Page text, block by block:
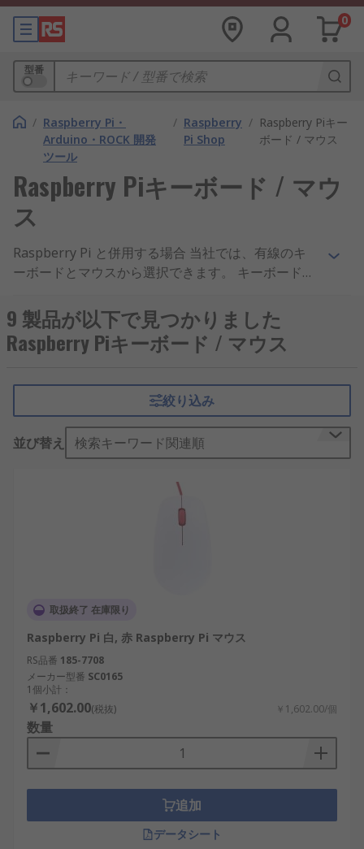
0
型番
/ Raspberry Pi・
Arduino・ROCK 開発
ツール
/ Raspberry
Pi Shop
/ Raspberry Piキー
ボード / マウス
Raspberry Piキーボード / マウ
ス
Raspberry Pi と併用する場合 当社では、有線のキ
ーボードとマウスから選択できます。 キーボード
アウトで使用できます。 米国、 イタリア語、 ドイ
ツ語とスペイン語。
9 製品が以下で見つかりました
Raspberry Piキーボード / マウス
絞り込み
並び替え 検索キーワード関連順
取扱終了 在庫限り
Raspberry Pi 白, 赤 Raspberry Pi マウス
RS品番 185-7708
メーカー型番 SC0165
1個小計：
￥1,602.00(税抜) ￥1,602.00/個
数量
追加
データシート